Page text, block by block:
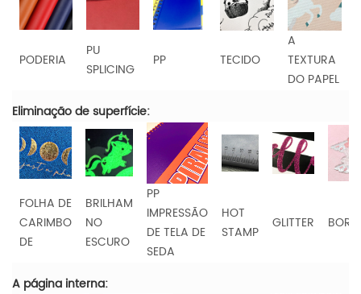
PODERIA
PU
SPLICING
PP TECIDO
A
TEXTURA
DO PAPEL
Eliminação de superfície:
FOLHA DE
CARIMBO
DE
BRILHAM
NO
ESCURO
PP
IMPRESSÃO
DE TELA DE
SEDA
HOT
STAMP
GLITTER
A página interna: